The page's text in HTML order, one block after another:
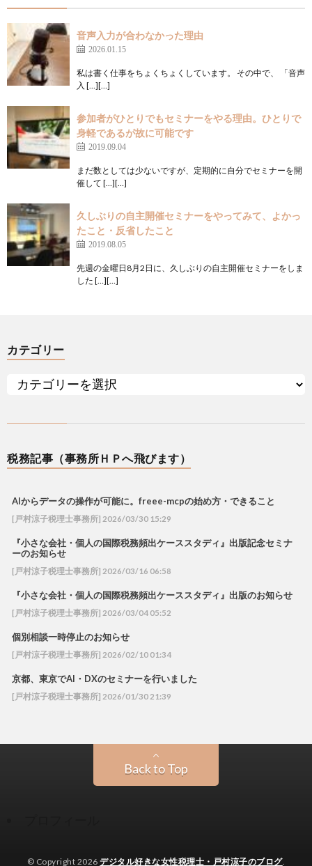
音声入力が合わなかった理由
2026.01.15
私は書く仕事をちょくちょくしています。 その中で、 「音声
入 […][…]
参加者がひとりでもセミナーをやる理由。ひとりで
身軽であるが故に可能です
2019.09.04
まだ数としては少ないですが、定期的に自分でセミナーを開
催して […][…]
久しぶりの自主開催セミナーをやってみて、よかっ
たこと・反省したこと
2019.08.05
先週の金曜日8月2日に、久しぶりの自主開催セミナーをしま
した […][…]
カテゴリー
税務記事（事務所ＨＰへ飛びます）
AIからデータの操作が可能に。freee-mcpの始め方・できること
[戸村涼子税理士事務所] 2026/03/30 15:29
『小さな会社・個人の国際税務頻出ケーススタディ』出版記念セミナ
ーのお知らせ
[戸村涼子税理士事務所] 2026/03/16 06:58
『小さな会社・個人の国際税務頻出ケーススタディ』出版のお知らせ
[戸村涼子税理士事務所] 2026/03/04 05:52
個別相談一時停止のお知らせ
[戸村涼子税理士事務所] 2026/02/10 01:34
京都、東京でAI・DXのセミナーを行いました
[戸村涼子税理士事務所] 2026/01/30 21:39
Back to Top
© Copyright 2026デジタル好きな女性税理士・戸村涼子のブログ.